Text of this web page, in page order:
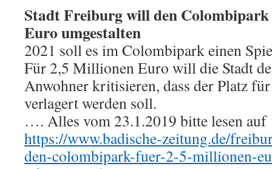
Stadt Freiburg will den
Euro umgestalten
2021 soll es im Colombipark einen
Für 2,5 Millionen Euro will die Stadt
Anwohner kritisieren, dass der Platz
verlagert werden soll.
…. Alles vom 23.1.2019 bitte lesen auf
https://www.badische-zeitung.de/
den-colombipark-fuer-2-5-millionen-